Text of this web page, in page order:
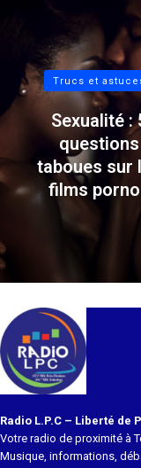
Trucs et
Sexualité :
questions
taboues sur
films
Radio L.P.C – Liberté de
Votre radio de proximité à
Musique, informations,